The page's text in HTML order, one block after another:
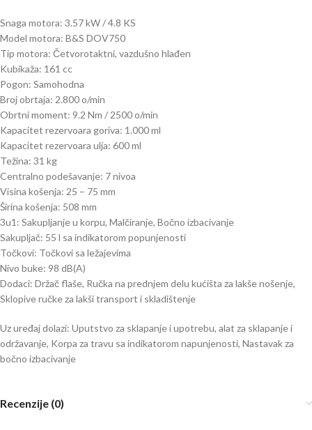
Snaga motora: 3.57 kW / 4.8 KS
Model motora: B&S DOV750
Tip motora: Četvorotaktni, vazdušno hlađen
Kubikaža: 161 cc
Pogon: Samohodna
Broj obrtaja: 2.800 o/min
Obrtni moment: 9.2 Nm / 2500 o/min
Kapacitet rezervoara goriva: 1.000 ml
Kapacitet rezervoara ulja: 600 ml
Težina: 31 kg
Centralno podešavanje: 7 nivoa
Visina košenja: 25 – 75 mm
Širina košenja: 508 mm
3u1: Sakupljanje u korpu, Malčiranje, Bočno izbacivanje
Sakupljač: 55 l sa indikatorom popunjenosti
Točkovi: Točkovi sa ležajevima
Nivo buke: 98 dB(A)
Dodaci: Držač flaše, Ručka na prednjem delu kućišta za lakše nošenje,
Sklopive ručke za lakši transport i skladištenje
Uz uređaj dolazi: Uputstvo za sklapanje i upotrebu, alat za sklapanje i
održavanje, Korpa za travu sa indikatorom napunjenosti, Nastavak za
bočno izbacivanje
Recenzije (0)